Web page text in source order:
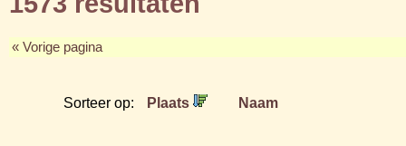
« Vorige pagina
Sorteer op: Plaats Naam